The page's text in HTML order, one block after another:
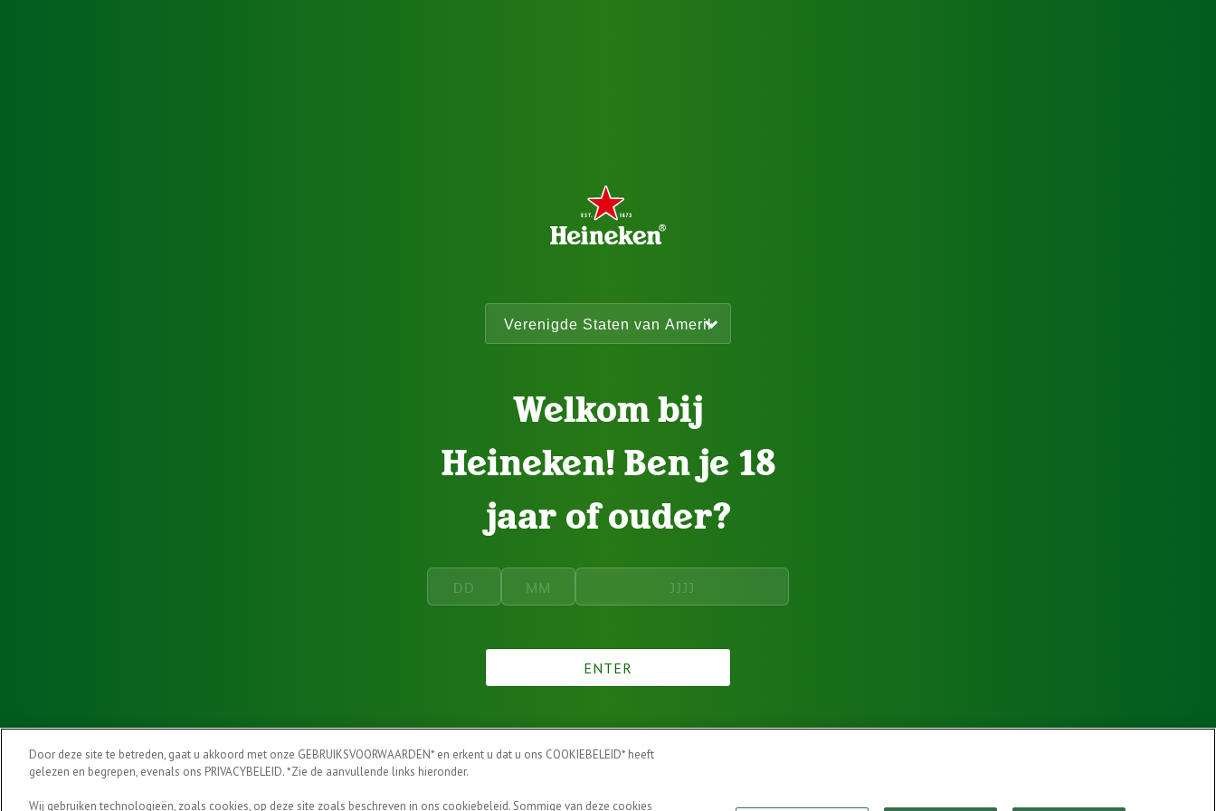
Welkom bij
Heineken! Ben je 18
jaar of ouder?
ENTER
Door deze site te betreden, gaat u akkoord met onze GEBRUIKSVOORWAARDEN* en erkent u dat u ons COOKIEBELEID* heeft
gelezen en begrepen, evenals ons PRIVACYBELEID. *Zie de aanvullende links hieronder.
Wij gebruiken technologieën, zoals cookies, op deze site zoals beschreven in ons cookiebeleid. Sommige van deze cookies